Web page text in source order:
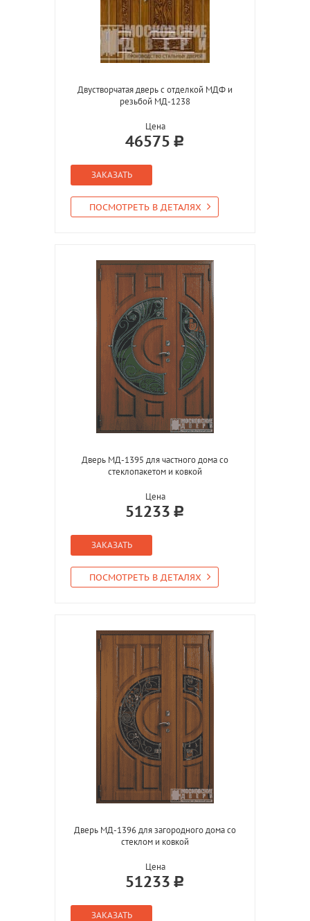
Двустворчатая дверь с отделкой МДФ и
резьбой МД-1238
Цена
46575
ЗАКАЗАТЬ
ПОСМОТРЕТЬ В ДЕТАЛЯХ
Дверь МД-1395 для частного дома со
стеклопакетом и ковкой
Цена
51233
ЗАКАЗАТЬ
ПОСМОТРЕТЬ В ДЕТАЛЯХ
Дверь МД-1396 для загородного дома со
стеклом и ковкой
Цена
51233
ЗАКАЗАТЬ